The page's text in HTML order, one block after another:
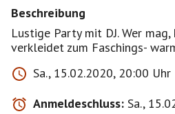
Beschreibung
Lustige Party mit DJ. Wer
verkleidet zum Faschings-
Sa., 15.02.2020, 20:00 Uhr
Anmeldeschluss: Sa.,